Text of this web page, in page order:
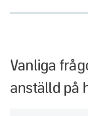
Vanliga
anställd på